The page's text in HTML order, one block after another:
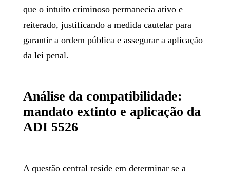
que o intuito criminoso permanecia ativo e
reiterado, justificando a medida cautelar para
garantir a ordem pública e assegurar a aplicação
da lei penal.
Análise da compatibilidade:
mandato extinto e aplicação da
ADI 5526
A questão central reside em determinar se a